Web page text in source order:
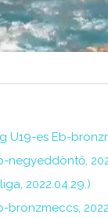
es Eb-
2022.04.29.)